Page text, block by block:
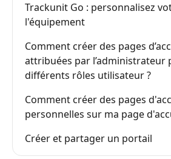
Trackunit Go : personnalisez
l'équipement
Comment créer des pages
attribuées par l’administrateur
différents rôles utilisateur ?
Comment créer des pages
personnelles sur ma page
Créer et partager un portail